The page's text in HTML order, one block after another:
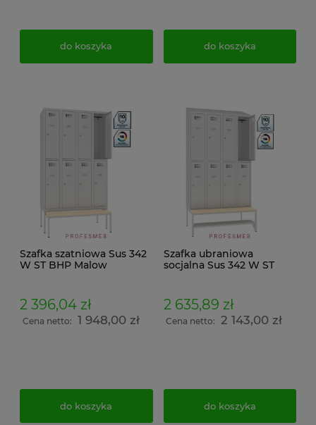
do koszyka do koszyka
Szafka szatniowa Sus 342
W ST BHP Malow
wysuwaną Pw 431 wymiar
219x120x74,5cm
2 396,04 zł
Cena netto: 1 948,00 zł
do koszyka
Szafka ubraniowa
socjalna Sus 342 W ST
pracowniczych z
ławeczka drewnianą stałą
P 433 półką na buty i
2 635,89 zł
Cena netto: 2 143,00 zł
do koszyka